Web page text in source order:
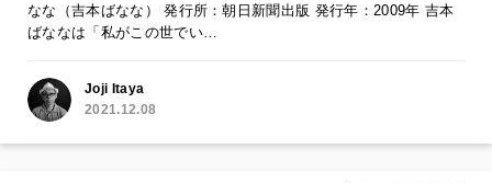
なな（吉本ばなな） 発行所：朝日新聞出版 発行年：2009年 吉本
ばななは「私がこの世でい…
Joji Itaya
2021.12.08